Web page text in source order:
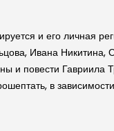
и его личная
Ивана
и повести Гавриила
в